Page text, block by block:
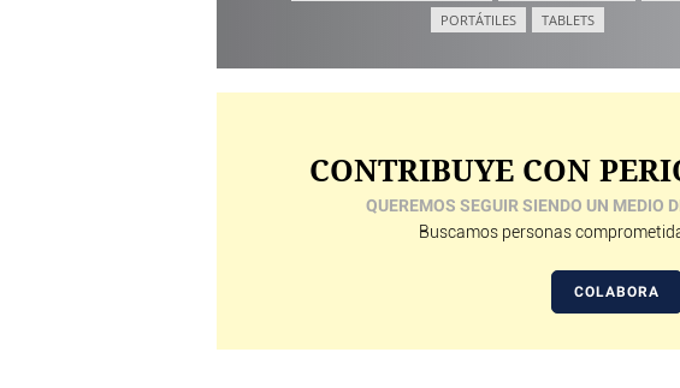
PORTÁTILES
TABLETS
CONTRIBUYE CON
QUEREMOS SEGUIR SIENDO UN MEDIO
Buscamos personas
COLABORA